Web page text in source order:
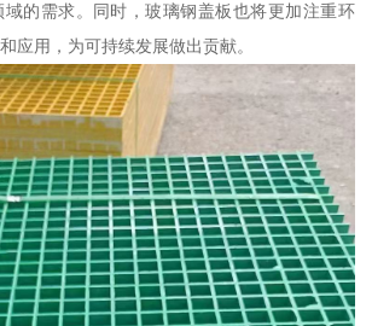
的需求。同时，玻璃钢盖板也将更加注重环
应用，为可持续发展做出贡献。